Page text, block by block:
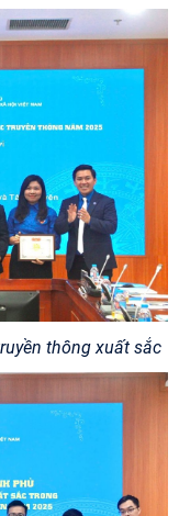
thông xuất sắc